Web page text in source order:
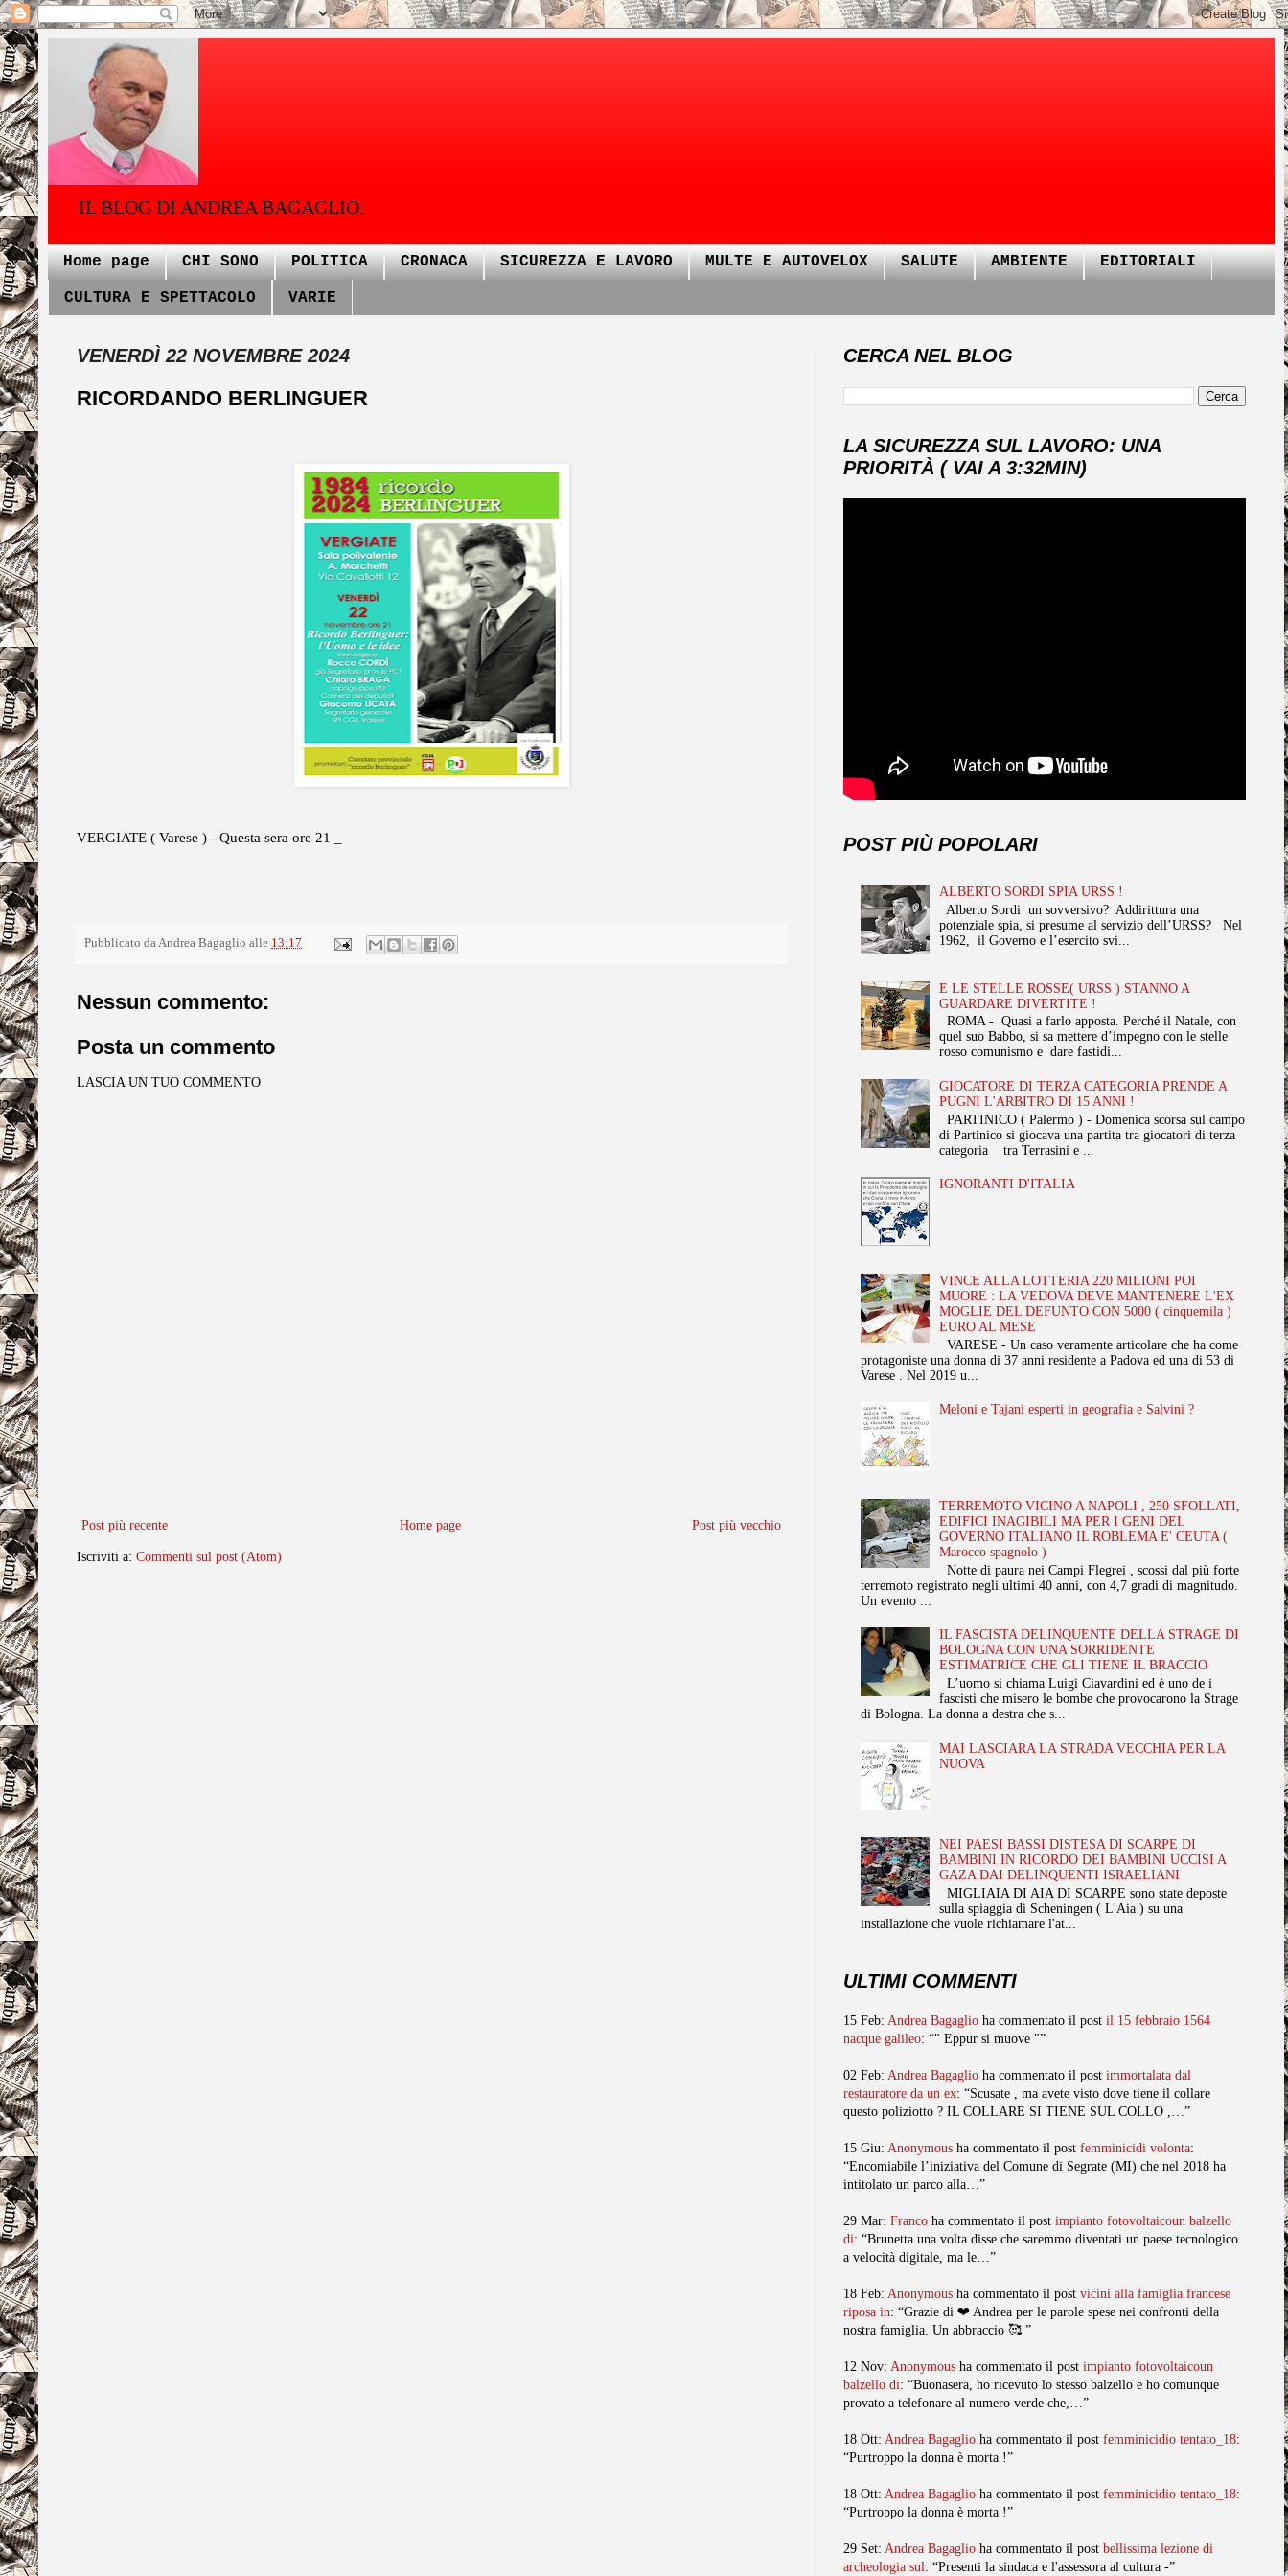
IL BLOG DI ANDREA BAGAGLIO.
Home page CHI SONO POLITICA CRONACA SICUREZZA E LAVORO MULTE E AUTOVELOX SALUTE AMBIENTE EDITORIALI
CULTURA E SPETTACOLO VARIE
VENERDÌ 22 NOVEMBRE 2024
RICORDANDO BERLINGUER
VERGIATE ( Varese ) - Questa sera ore 21 _
Pubblicato daAndrea Bagaglio alle 13:17
Nessun commento:
Posta un commento
LASCIA UN TUO COMMENTO
Post più recente Post più vecchio
Home page
Iscriviti a: Commenti sul post (Atom)
CERCA NEL BLOG
LA SICUREZZA SUL LAVORO: UNA
PRIORITÀ ( VAI A 3:32MIN)
POST PIÙ POPOLARI
ALBERTO SORDI SPIA URSS !
Alberto Sordi un sovversivo? Addirittura una
potenziale spia, si presume al servizio dell’URSS? Nel
1962, il Governo e l’esercito svi...
E LE STELLE ROSSE( URSS ) STANNO A
GUARDARE DIVERTITE !
ROMA - Quasi a farlo apposta. Perché il Natale, con
quel suo Babbo, si sa mettere d’impegno con le stelle
rosso comunismo e dare fastidi...
GIOCATORE DI TERZA CATEGORIA PRENDE A
PUGNI L'ARBITRO DI 15 ANNI !
PARTINICO ( Palermo ) - Domenica scorsa sul campo
di Partinico si giocava una partita tra giocatori di terza
categoria tra Terrasini e ...
IGNORANTI D'ITALIA
VINCE ALLA LOTTERIA 220 MILIONI POI
MUORE : LA VEDOVA DEVE MANTENERE L'EX
MOGLIE DEL DEFUNTO CON 5000 ( cinquemila )
EURO AL MESE
VARESE - Un caso veramente articolare che ha come
protagoniste una donna di 37 anni residente a Padova ed una di 53 di
Varese . Nel 2019 u...
Meloni e Tajani esperti in geografia e Salvini ?
TERREMOTO VICINO A NAPOLI , 250 SFOLLATI,
EDIFICI INAGIBILI MA PER I GENI DEL
GOVERNO ITALIANO IL ROBLEMA E' CEUTA (
Marocco spagnolo )
Notte di paura nei Campi Flegrei , scossi dal più forte
terremoto registrato negli ultimi 40 anni, con 4,7 gradi di magnitudo.
Un evento ...
IL FASCISTA DELINQUENTE DELLA STRAGE DI
BOLOGNA CON UNA SORRIDENTE
ESTIMATRICE CHE GLI TIENE IL BRACCIO
L’uomo si chiama Luigi Ciavardini ed è uno de i
fascisti che misero le bombe che provocarono la Strage
di Bologna. La donna a destra che s...
MAI LASCIARA LA STRADA VECCHIA PER LA
NUOVA
NEI PAESI BASSI DISTESA DI SCARPE DI
BAMBINI IN RICORDO DEI BAMBINI UCCISI A
GAZA DAI DELINQUENTI ISRAELIANI
MIGLIAIA DI AIA DI SCARPE sono state deposte
sulla spiaggia di Scheningen ( L'Aia ) su una
installazione che vuole richiamare l'at...
ULTIMI COMMENTI
15 Feb: Andrea Bagaglio ha commentato il post il 15 febbraio 1564
nacque galileo: “" Eppur si muove "”
02 Feb: Andrea Bagaglio ha commentato il post immortalata dal
restauratore da un ex: “Scusate , ma avete visto dove tiene il collare
questo poliziotto ? IL COLLARE SI TIENE SUL COLLO ,…”
15 Giu: Anonymous ha commentato il post femminicidi volonta:
“Encomiabile l’iniziativa del Comune di Segrate (MI) che nel 2018 ha
intitolato un parco alla…”
29 Mar: Franco ha commentato il post impianto fotovoltaicoun balzello
di: “Brunetta una volta disse che saremmo diventati un paese tecnologico
a velocità digitale, ma le…”
18 Feb: Anonymous ha commentato il post vicini alla famiglia francese
riposa in: “Grazie di ❤️ Andrea per le parole spese nei confronti della
nostra famiglia. Un abbraccio 🥰 ”
12 Nov: Anonymous ha commentato il post impianto fotovoltaicoun
balzello di: “Buonasera, ho ricevuto lo stesso balzello e ho comunque
provato a telefonare al numero verde che,…”
18 Ott: Andrea Bagaglio ha commentato il post femminicidio tentato_18:
“Purtroppo la donna è morta !”
18 Ott: Andrea Bagaglio ha commentato il post femminicidio tentato_18:
“Purtroppo la donna è morta !”
29 Set: Andrea Bagaglio ha commentato il post bellissima lezione di
archeologia sul : “Presenti la sindaca e l'assessora al cultura -”